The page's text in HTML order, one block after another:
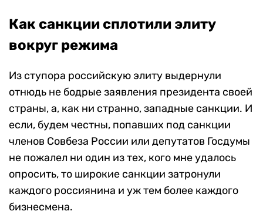
Как санкции сплотили элиту
вокруг режима
Из ступора российскую элиту выдернули
отнюдь не бодрые заявления президента своей
страны, а, как ни странно, западные санкции. И
если, будем честны, попавших под санкции
членов Совбеза России или депутатов Госдумы
не пожалел ни один из тех, кого мне удалось
опросить, то широкие санкции затронули
каждого россиянина и уж тем более каждого
бизнесмена.